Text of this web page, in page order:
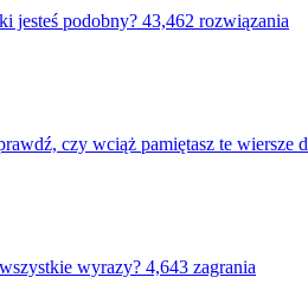
jesteś podobny? 43,462 rozwiązania
czy wciąż pamiętasz te wiersze
wyrazy? 4,643 zagrania